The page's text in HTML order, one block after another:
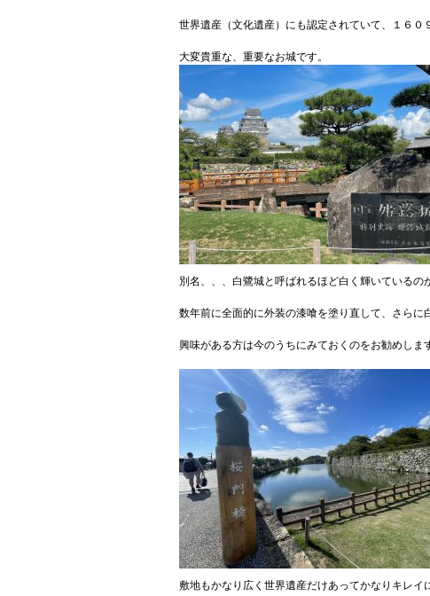
世界遺産（文化遺産）にも認定されていて、１６０
大変貴重な、重要なお城です。
別名、、、白鷺城と呼ばれるほど白く輝いているの
数年前に全面的に外装の漆喰を塗り直して、さらに
興味がある方は今のうちにみておくのをお勧めしま
敷地もかなり広く世界遺産だけあってかなりキレイ